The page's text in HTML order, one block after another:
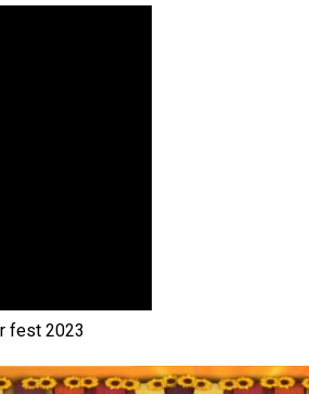
fest 2023